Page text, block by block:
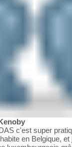
c'est super
en Belgique,